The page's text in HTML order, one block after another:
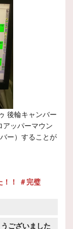
後輪キャンバー
アッパーマウン
ー）することが
！！ ＃完璧
ございました